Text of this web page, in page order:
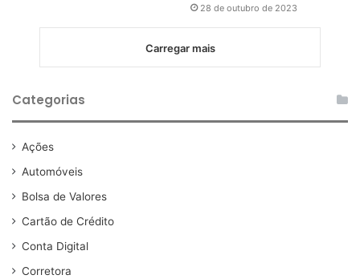
28 de outubro de 2023
Carregar mais
Categorias
Ações
Automóveis
Bolsa de Valores
Cartão de Crédito
Conta Digital
Corretora